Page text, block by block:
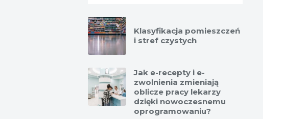
Klasyfikacja pomieszczeń
i stref czystych
Jak e-recepty i e-
zwolnienia zmieniają
oblicze pracy lekarzy
dzięki nowoczesnemu
oprogramowaniu?